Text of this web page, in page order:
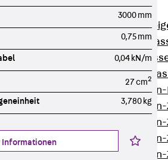
Steigetrassen
Zurück
STU
ST
LGG
Steigetrassen-
3000 mm
0,75 mm
0,04 kN/m
27 cm2
3,780 kg
Informationen